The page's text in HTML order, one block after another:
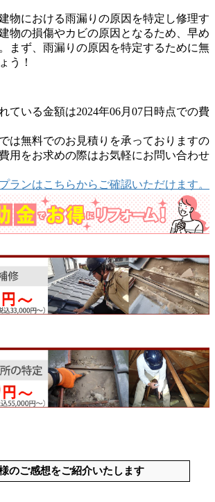
物における雨漏りの原因を特定し修理す
物の損傷やカビの原因となるため、早め
まず、雨漏りの原因を特定するために無
う！
ている金額は2024年06月07日時点での費
は無料でのお見積りを承っておりますの
用をお求めの際はお気軽にお問い合わせ
ランはこちらからご確認いただけます。
のご感想をご紹介いたします